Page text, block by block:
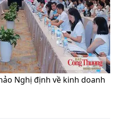
Nghị định về kinh doanh